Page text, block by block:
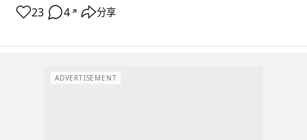
23 4 ↗ 分享
ADVERTISEMENT